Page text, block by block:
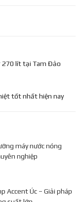
270 lít tại Tam Đảo
tốt nhất hiện nay
máy nước nóng
nghiệp
Accent Úc – Giải pháp